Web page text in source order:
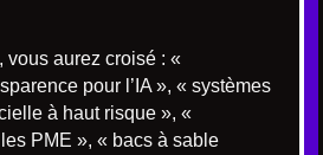
vous aurez croisé : «
pour l’IA », « systèmes
à haut risque », «
PME », « bacs à sable